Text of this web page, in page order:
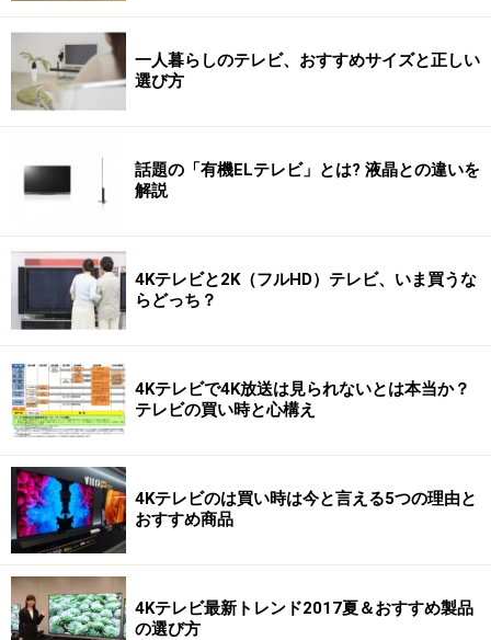
一人暮らしのテレビ、おすすめサイズと正しい
選び方
話題の「有機ELテレビ」とは? 液晶との違いを
解説
4Kテレビと2K（フルHD）テレビ、いま買うな
らどっち？
4Kテレビで4K放送は見られないとは本当か？
テレビの買い時と心構え
4Kテレビのは買い時は今と言える5つの理由と
おすすめ商品
4Kテレビ最新トレンド2017夏＆おすすめ製品
の選び方